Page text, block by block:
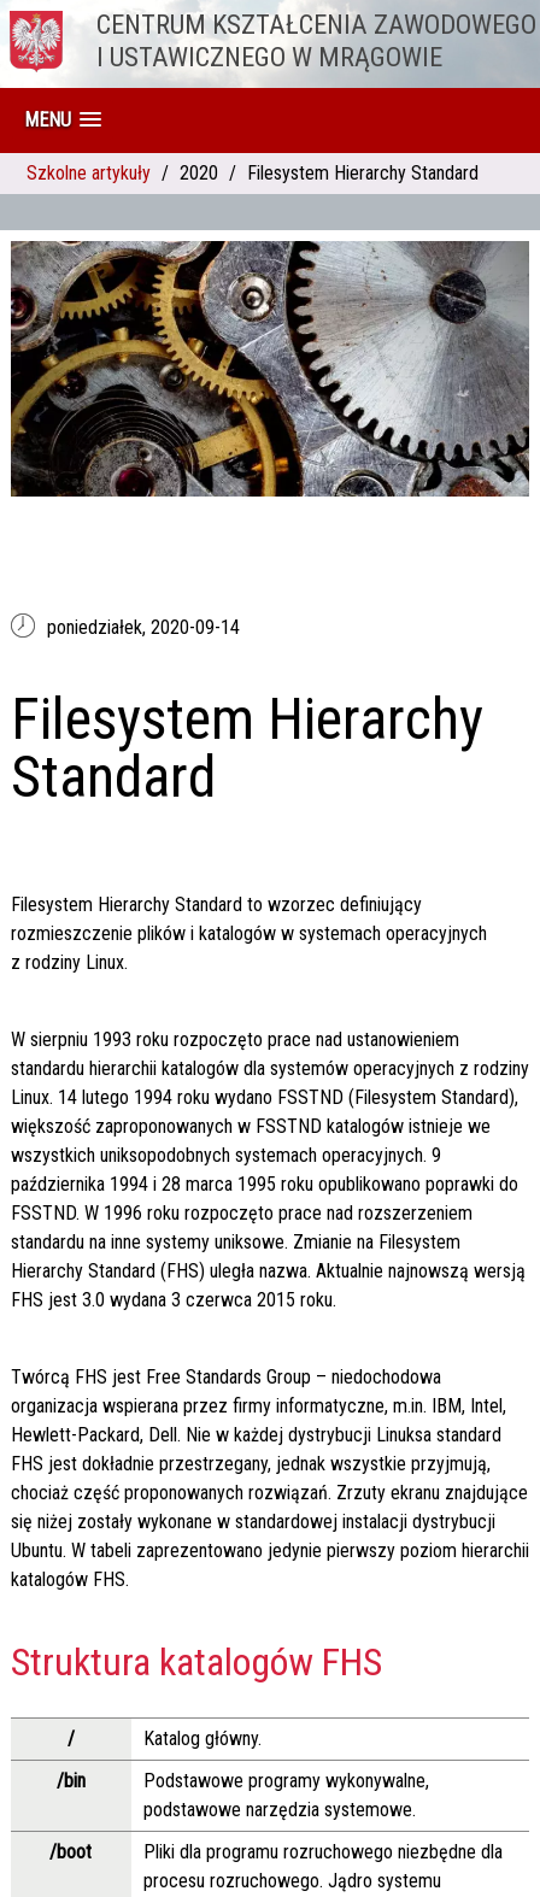
Przejdź do treściCENTRUM KSZTAŁCENIA ZAWODOWEGO
I USTAWICZNEGO W MRĄGOWIE
MENU
Szkolne artykuły 2020 Filesystem Hierarchy Standard
poniedziałek, 2020-09-14
Filesystem Hierarchy
Standard
Filesystem Hierarchy Standard to wzorzec definiujący
rozmieszczenie plików i katalogów w systemach operacyjnych
z rodziny Linux.
W sierpniu 1993 roku rozpoczęto prace nad ustanowieniem
standardu hierarchii katalogów dla systemów operacyjnych z rodziny
Linux. 14 lutego 1994 roku wydano FSSTND (Filesystem Standard),
większość zaproponowanych w FSSTND katalogów istnieje we
wszystkich uniksopodobnych systemach operacyjnych. 9
października 1994 i 28 marca 1995 roku opublikowano poprawki do
FSSTND. W 1996 roku rozpoczęto prace nad rozszerzeniem
standardu na inne systemy uniksowe. Zmianie na Filesystem
Hierarchy Standard (FHS) uległa nazwa. Aktualnie najnowszą wersją
FHS jest 3.0 wydana 3 czerwca 2015 roku.
Twórcą FHS jest Free Standards Group – niedochodowa
organizacja wspierana przez firmy informatyczne, m.in. IBM, Intel,
Hewlett-Packard, Dell. Nie w każdej dystrybucji Linuksa standard
FHS jest dokładnie przestrzegany, jednak wszystkie przyjmują,
chociaż część proponowanych rozwiązań. Zrzuty ekranu znajdujące
się niżej zostały wykonane w standardowej instalacji dystrybucji
Ubuntu. W tabeli zaprezentowano jedynie pierwszy poziom hierarchii
katalogów FHS.
Struktura katalogów FHS
/
Katalog główny.
/bin
Podstawowe programy wykonywalne,
podstawowe narzędzia systemowe.
/boot
Pliki dla programu rozruchowego niezbędne dla
procesu rozruchowego. Jądro systemu